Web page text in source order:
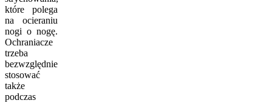
które polega
na ocieraniu
nogi o nogę.
Ochraniacze
trzeba
bezwzględnie
stosować
także
podczas